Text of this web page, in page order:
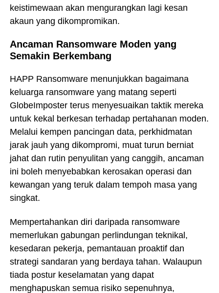
keistimewaan akan mengurangkan lagi kesan
akaun yang dikompromikan.
Ancaman Ransomware Moden yang
Semakin Berkembang
HAPP Ransomware menunjukkan bagaimana
keluarga ransomware yang matang seperti
GlobeImposter terus menyesuaikan taktik mereka
untuk kekal berkesan terhadap pertahanan moden.
Melalui kempen pancingan data, perkhidmatan
jarak jauh yang dikompromi, muat turun berniat
jahat dan rutin penyulitan yang canggih, ancaman
ini boleh menyebabkan kerosakan operasi dan
kewangan yang teruk dalam tempoh masa yang
singkat.
Mempertahankan diri daripada ransomware
memerlukan gabungan perlindungan teknikal,
kesedaran pekerja, pemantauan proaktif dan
strategi sandaran yang berdaya tahan. Walaupun
tiada postur keselamatan yang dapat
menghapuskan semua risiko sepenuhnya,